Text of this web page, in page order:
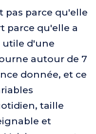
pas parce qu'elle
parce qu'elle a
utile d'une
autour de 7
donnée, et ce
taille
et